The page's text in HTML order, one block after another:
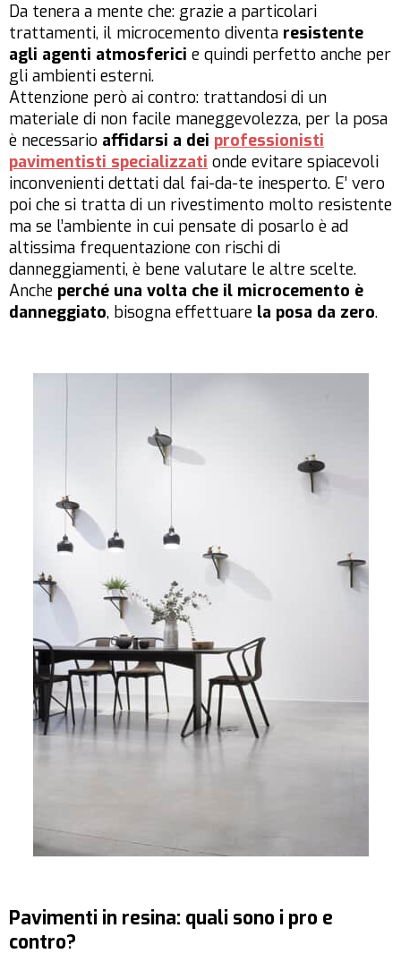
Da tenera a mente che: grazie a particolari
trattamenti, il microcemento diventa resistente
agli agenti atmosferici e quindi perfetto anche per
gli ambienti esterni.
Attenzione però ai contro: trattandosi di un
materiale di non facile maneggevolezza, per la posa
è necessario affidarsi a dei professionisti
pavimentisti specializzati onde evitare spiacevoli
inconvenienti dettati dal fai-da-te inesperto. E’ vero
poi che si tratta di un rivestimento molto resistente
ma se l’ambiente in cui pensate di posarlo è ad
altissima frequentazione con rischi di
danneggiamenti, è bene valutare le altre scelte.
Anche perché una volta che il microcemento è
danneggiato, bisogna effettuare la posa da zero.
Pavimenti in resina: quali sono i pro e
contro?